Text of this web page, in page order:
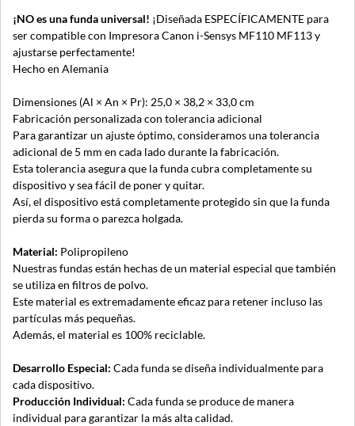
¡NO es una funda universal! ¡Diseñada ESPECÍFICAMENTE para
ser compatible con Impresora Canon i-Sensys MF110 MF113 y
ajustarse perfectamente!
Hecho en Alemania
Dimensiones (Al × An × Pr): 25,0 × 38,2 × 33,0 cm
Fabricación personalizada con tolerancia adicional
Para garantizar un ajuste óptimo, consideramos una tolerancia
adicional de 5 mm en cada lado durante la fabricación.
Esta tolerancia asegura que la funda cubra completamente su
dispositivo y sea fácil de poner y quitar.
Así, el dispositivo está completamente protegido sin que la funda
pierda su forma o parezca holgada.
Material: Polipropileno
Nuestras fundas están hechas de un material especial que también
se utiliza en filtros de polvo.
Este material es extremadamente eficaz para retener incluso las
partículas más pequeñas.
Además, el material es 100% reciclable.
Desarrollo Especial: Cada funda se diseña individualmente para
cada dispositivo.
Producción Individual: Cada funda se produce de manera
individual para garantizar la más alta calidad.